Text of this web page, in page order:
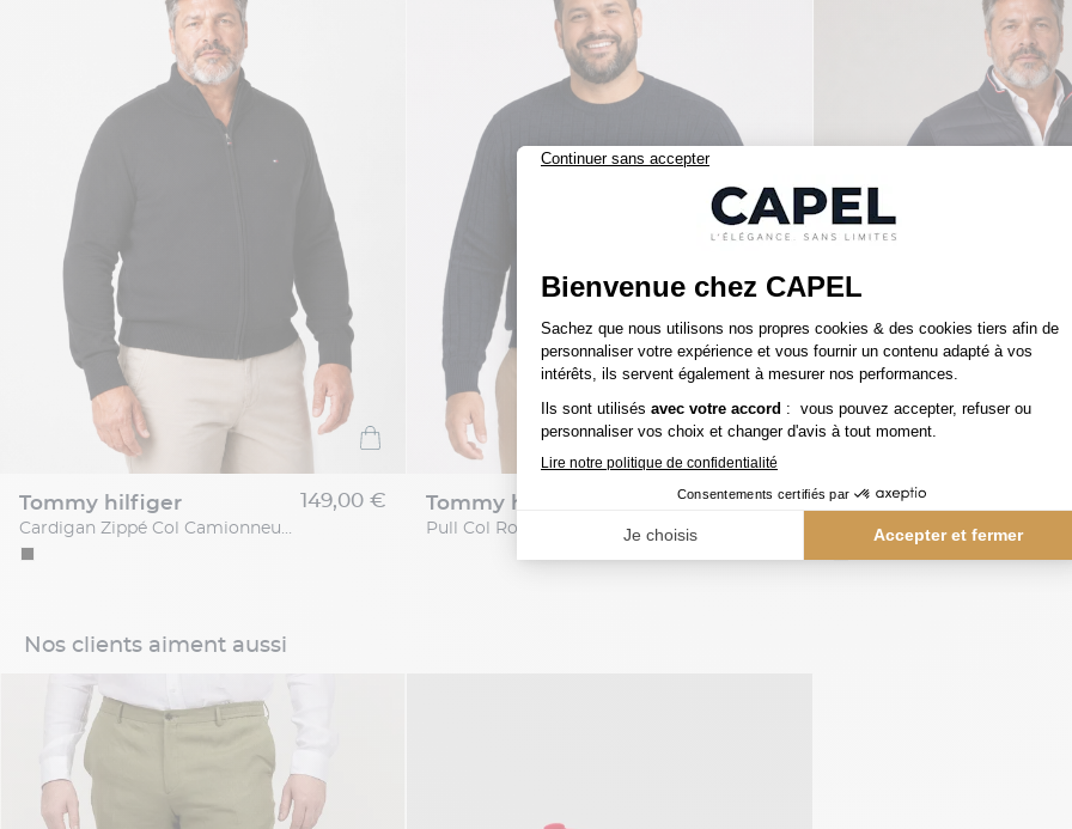
tommy hilfiger
Cardigan Zippé Col Camionneur Grande Taille Noir
149,00 € tommy hilfiger
Pull Col Rond Texturé Grande Taille Marine
159,00 € tommy hilfiger
Nos clients aiment aussi